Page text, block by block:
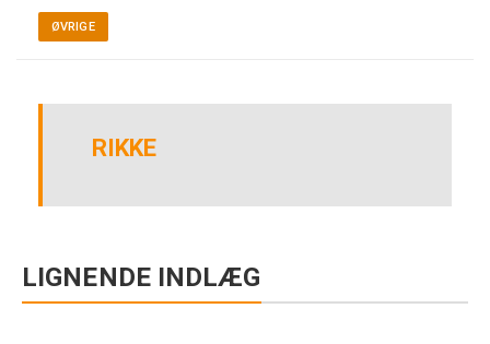
ØVRIGE
RIKKE
LIGNENDE INDLÆG